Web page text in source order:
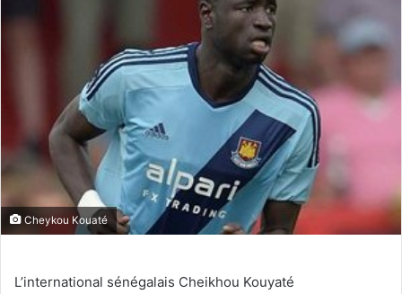
Cheykou Kouaté
L’international sénégalais Cheikhou Kouyaté